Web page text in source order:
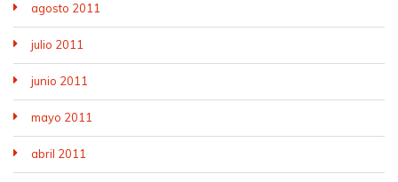
agosto 2011
julio 2011
junio 2011
mayo 2011
abril 2011